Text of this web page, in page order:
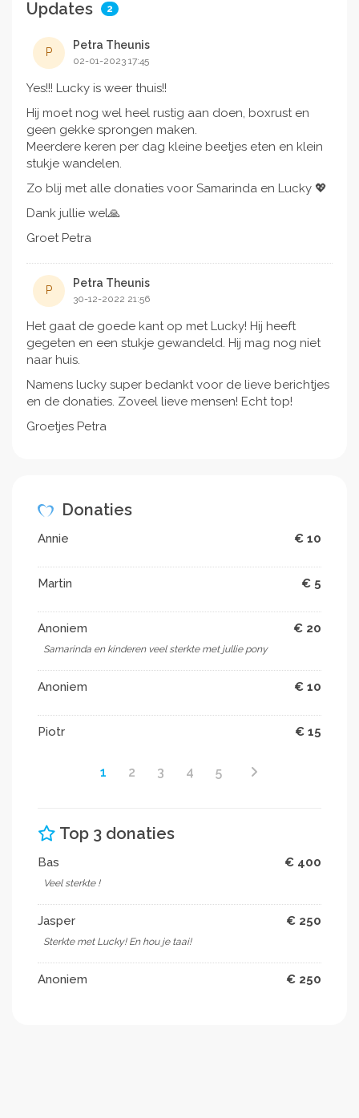
Updates 2
P
Petra Theunis
02-01-2023 17:45
Yes!!! Lucky is weer thuis!!
Hij moet nog wel heel rustig aan doen, boxrust en
geen gekke sprongen maken.
Meerdere keren per dag kleine beetjes eten en klein
stukje wandelen.
Zo blij met alle donaties voor Samarinda en Lucky 💖
Dank jullie wel🙏
Groet Petra
P
Petra Theunis
30-12-2022 21:56
Het gaat de goede kant op met Lucky! Hij heeft
gegeten en een stukje gewandeld. Hij mag nog niet
naar huis.
Namens lucky super bedankt voor de lieve berichtjes
en de donaties. Zoveel lieve mensen! Echt top!
Groetjes Petra
Donaties
Annie € 10
Martin € 5
Anoniem € 20
Samarinda en kinderen veel sterkte met jullie pony
Anoniem € 10
Piotr € 15
1 2 3 4 5
Top 3 donaties
Bas € 400
Veel sterkte !
Jasper € 250
Sterkte met Lucky! En hou je taai!
Anoniem € 250